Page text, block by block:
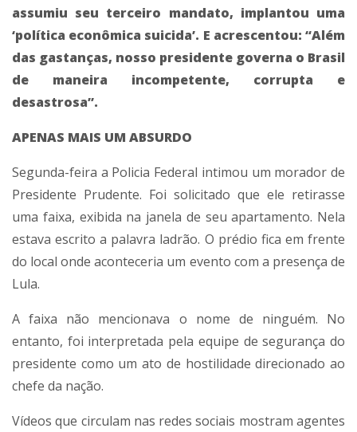
assumiu seu terceiro mandato, implantou uma
‘política econômica suicida’. E acrescentou: “Além
das gastanças, nosso presidente governa o Brasil
de maneira incompetente, corrupta e
desastrosa”.
APENAS MAIS UM ABSURDO
Segunda-feira a Policia Federal intimou um morador de
Presidente Prudente. Foi solicitado que ele retirasse
uma faixa, exibida na janela de seu apartamento. Nela
estava escrito a palavra ladrão. O prédio fica em frente
do local onde aconteceria um evento com a presença de
Lula.
A faixa não mencionava o nome de ninguém. No
entanto, foi interpretada pela equipe de segurança do
presidente como um ato de hostilidade direcionado ao
chefe da nação.
Vídeos que circulam nas redes sociais mostram agentes